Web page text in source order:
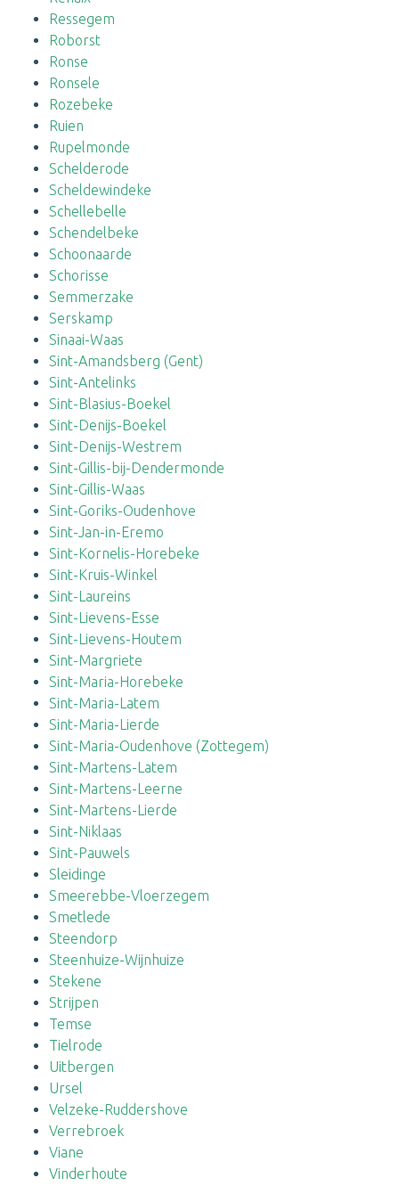
Ressegem
Roborst
Ronse
Ronsele
Rozebeke
Ruien
Rupelmonde
Schelderode
Scheldewindeke
Schellebelle
Schendelbeke
Schoonaarde
Schorisse
Semmerzake
Serskamp
Sinaai-Waas
Sint-Amandsberg (Gent)
Sint-Antelinks
Sint-Blasius-Boekel
Sint-Denijs-Boekel
Sint-Denijs-Westrem
Sint-Gillis-bij-Dendermonde
Sint-Gillis-Waas
Sint-Goriks-Oudenhove
Sint-Jan-in-Eremo
Sint-Kornelis-Horebeke
Sint-Kruis-Winkel
Sint-Laureins
Sint-Lievens-Esse
Sint-Lievens-Houtem
Sint-Margriete
Sint-Maria-Horebeke
Sint-Maria-Latem
Sint-Maria-Lierde
Sint-Maria-Oudenhove (Zottegem)
Sint-Martens-Latem
Sint-Martens-Leerne
Sint-Martens-Lierde
Sint-Niklaas
Sint-Pauwels
Sleidinge
Smeerebbe-Vloerzegem
Smetlede
Steendorp
Steenhuize-Wijnhuize
Stekene
Strijpen
Temse
Tielrode
Uitbergen
Ursel
Velzeke-Ruddershove
Verrebroek
Viane
Vinderhoute